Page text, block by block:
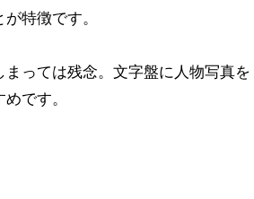
特徴です。
っては残念。文字盤に人物写真を
です。